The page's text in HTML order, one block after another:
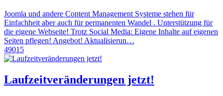
Joomla und andere Content Management Systeme stehen für
Einfachheit aber auch für permanenten Wandel . Unterstützung für
die eigene Webseite! Trotz Social Media: Eigene Inhalte auf eigenen
Seiten pflegen! Angebot! Aktualisierun…
49015
Laufzeitveränderungen jetzt!